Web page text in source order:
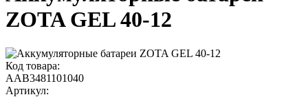
ZOTA GEL 40-12
Код товара:
АAB3481101040
Артикул: